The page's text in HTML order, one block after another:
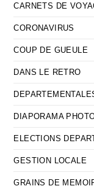
CARNETS DE
CORONAVIRUS
COUP DE GUEULE
DANS LE RETRO
DIAPORAMA
ELECTIONS
GESTION LOCALE
GRAINS DE